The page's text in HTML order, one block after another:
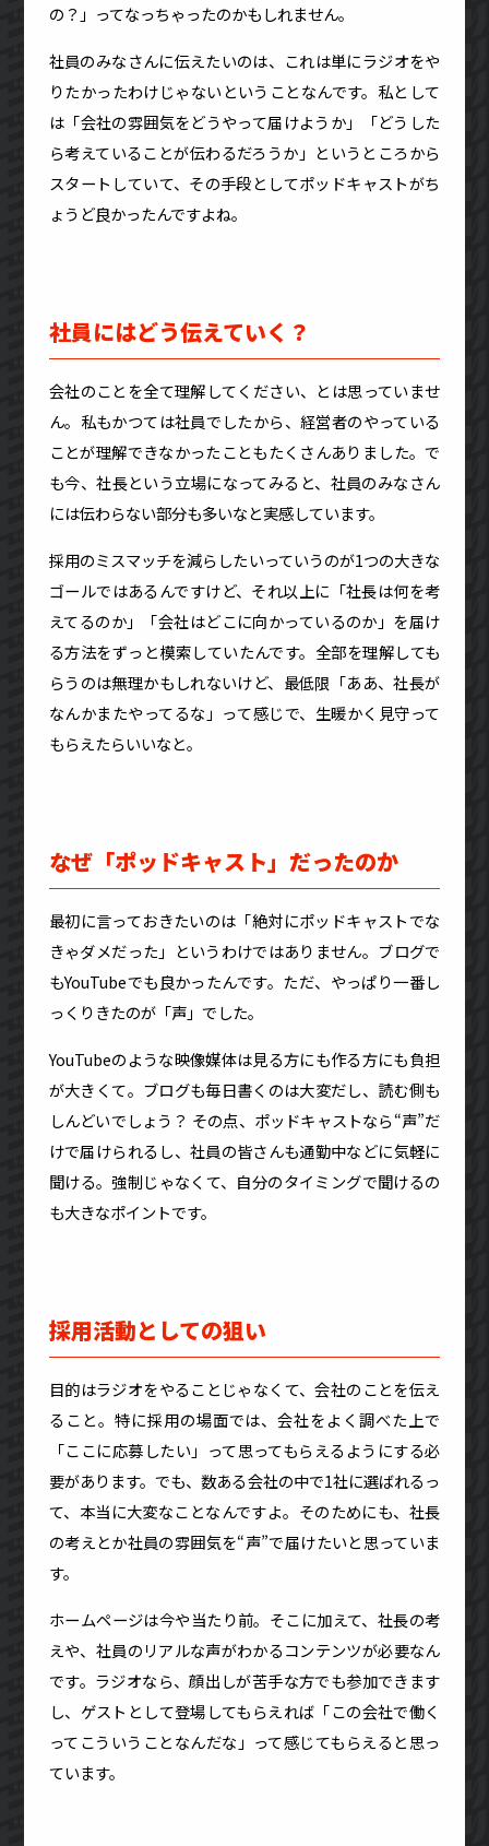
の？」ってなっちゃったのかもしれません。
社員のみなさんに伝えたいのは、これは単にラジオをや
りたかったわけじゃないということなんです。私として
は「会社の雰囲気をどうやって届けようか」「どうした
ら考えていることが伝わるだろうか」というところから
スタートしていて、その手段としてポッドキャストがち
ょうど良かったんですよね。
社員にはどう伝えていく？
会社のことを全て理解してください、とは思っていませ
ん。私もかつては社員でしたから、経営者のやっている
ことが理解できなかったこともたくさんありました。で
も今、社長という立場になってみると、社員のみなさん
には伝わらない部分も多いなと実感しています。
採用のミスマッチを減らしたいっていうのが1つの大きな
ゴールではあるんですけど、それ以上に「社長は何を考
えてるのか」「会社はどこに向かっているのか」を届け
る方法をずっと模索していたんです。全部を理解しても
らうのは無理かもしれないけど、最低限「ああ、社長が
なんかまたやってるな」って感じで、生暖かく見守って
もらえたらいいなと。
なぜ「ポッドキャスト」だったのか
最初に言っておきたいのは「絶対にポッドキャストでな
きゃダメだった」というわけではありません。ブログで
もYouTubeでも良かったんです。ただ、やっぱり一番し
っくりきたのが「声」でした。
YouTubeのような映像媒体は見る方にも作る方にも負担
が大きくて。ブログも毎日書くのは大変だし、読む側も
しんどいでしょう？ その点、ポッドキャストなら“声”だ
けで届けられるし、社員の皆さんも通勤中などに気軽に
聞ける。強制じゃなくて、自分のタイミングで聞けるの
も大きなポイントです。
採用活動としての狙い
目的はラジオをやることじゃなくて、会社のことを伝え
ること。特に採用の場面では、会社をよく調べた上で
「ここに応募したい」って思ってもらえるようにする必
要があります。でも、数ある会社の中で1社に選ばれるっ
て、本当に大変なことなんですよ。そのためにも、社長
の考えとか社員の雰囲気を“声”で届けたいと思っていま
す。
ホームページは今や当たり前。そこに加えて、社長の考
えや、社員のリアルな声がわかるコンテンツが必要なん
です。ラジオなら、顔出しが苦手な方でも参加できます
し、ゲストとして登場してもらえれば「この会社で働く
ってこういうことなんだな」って感じてもらえると思っ
ています。